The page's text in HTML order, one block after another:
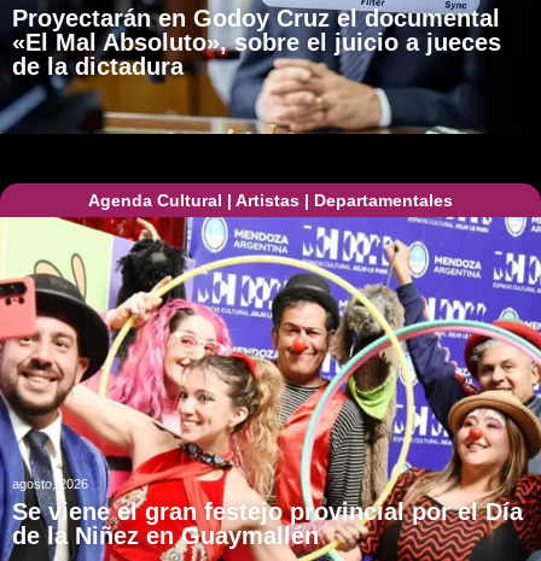
Proyectarán en Godoy Cruz el documental
«El Mal Absoluto», sobre el juicio a jueces
de la dictadura
Agenda Cultural | Artistas | Departamentales
agosto, 2026
Se viene el gran festejo provincial por el Día
de la Niñez en Guaymallén